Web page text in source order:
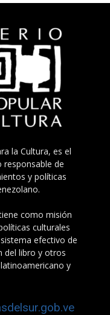
la Cultura, es el
de
y políticas
como misión
culturales
efectivo de
del libro y otros
y